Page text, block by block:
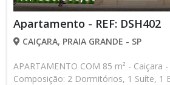
Apartamento - REF: DSH402
CAIÇARA, PRAIA GRANDE - SP
APARTAMENTO COM 85 m² - Caiçara
Composição: 2 Dormitórios, 1 Suíte, 1